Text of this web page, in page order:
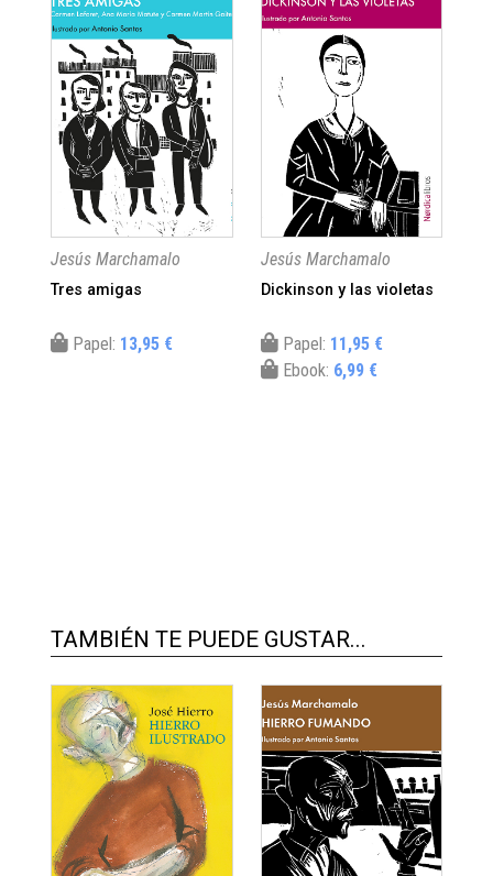
Jesús Marchamalo
Tres amigas
Papel: 13,95 €
Jesús Marchamalo
Dickinson y las violetas
Papel: 11,95 €
Ebook: 6,99 €
TAMBIÉN TE PUEDE GUSTAR...